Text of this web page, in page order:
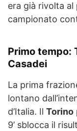
era già rivolta
campionato
Primo tempo:
Casadei
La prima
lontano
d’Italia. Il Torino
9’ sblocca il